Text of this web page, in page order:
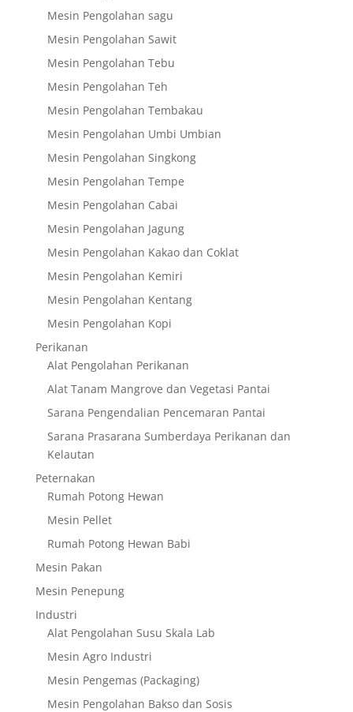
Mesin Pengolahan sagu
Mesin Pengolahan Sawit
Mesin Pengolahan Tebu
Mesin Pengolahan Teh
Mesin Pengolahan Tembakau
Mesin Pengolahan Umbi Umbian
Mesin Pengolahan Singkong
Mesin Pengolahan Tempe
Mesin Pengolahan Cabai
Mesin Pengolahan Jagung
Mesin Pengolahan Kakao dan Coklat
Mesin Pengolahan Kemiri
Mesin Pengolahan Kentang
Mesin Pengolahan Kopi
Perikanan
Alat Pengolahan Perikanan
Alat Tanam Mangrove dan Vegetasi Pantai
Sarana Pengendalian Pencemaran Pantai
Sarana Prasarana Sumberdaya Perikanan dan
Kelautan
Peternakan
Rumah Potong Hewan
Mesin Pellet
Rumah Potong Hewan Babi
Mesin Pakan
Mesin Penepung
Industri
Alat Pengolahan Susu Skala Lab
Mesin Agro Industri
Mesin Pengemas (Packaging)
Mesin Pengolahan Bakso dan Sosis